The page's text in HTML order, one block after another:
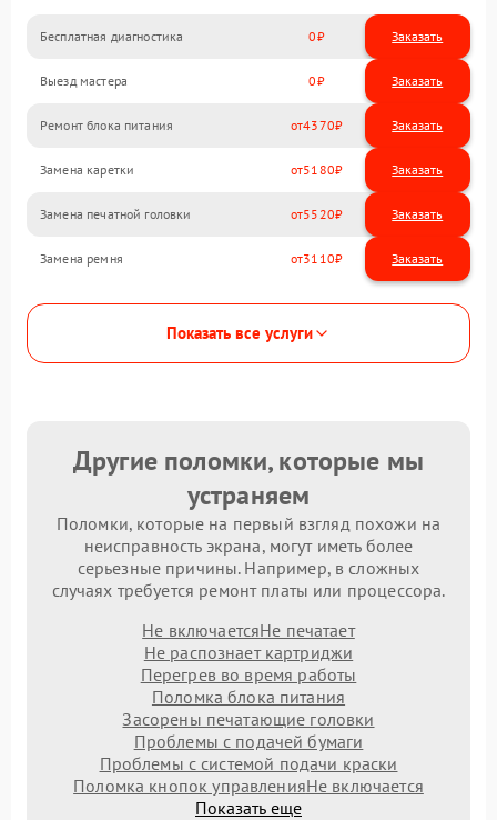
Бесплатная диагностика 0 Заказать
Выезд мастера 0 Заказать
Ремонт блока питания 4370
Замена каретки 5180
Замена печатной головки 5520
Замена ремня 3110
Показать все услуги
Другие поломки, которые мы
устраняем
Поломки, которые на первый взгляд похожи на
неисправность экрана, могут иметь более
серьезные причины. Например, в сложных
случаях требуется ремонт платы или процессора.
Не включаетсяНе печатает
Не распознает картриджи
Перегрев во время работы
Поломка блока питания
Засорены печатающие головки
Проблемы с подачей бумаги
Проблемы с системой подачи краски
Поломка кнопок управленияНе включается
Показать еще